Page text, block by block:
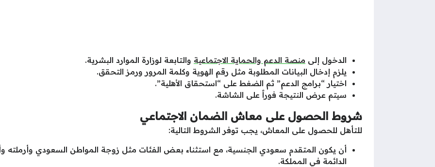
الدخول إلى منصة الدعم والحماية الاجتماعية والتابعة لوزارة الموارد البشرية.
يلزم إدخال البيانات المطلوبة مثل رقم الهوية وكلمة المرور ورمز التحقق.
اختيار “برامج الدعم” ثم الضغط على “استحقاق الأهلية”.
سيتم عرض النتيجة فوراً على الشاشة.
شروط الحصول على معاش الضمان الاجتماعي
للتأهل للحصول على المعاش، يجب توفر الشروط التالية:
أن يكون المتقدم سعودي الجنسية، مع استثناء بعض الفئات مثل زوجة المواطن السعودي وأرملته
الدائمة في المملكة.